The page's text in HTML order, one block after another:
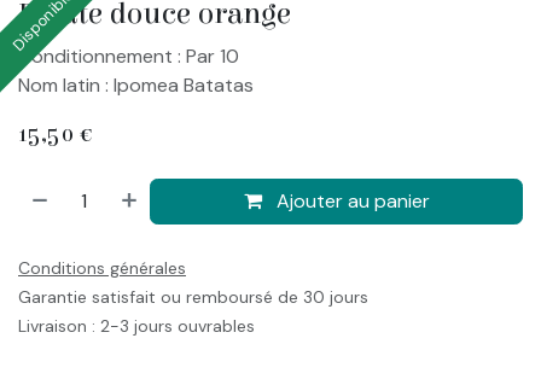
Patate douce orange
Disponible
Conditionnement : Par 10
Nom latin : Ipomea Batatas
15,50 €
Ajouter au panier
Conditions générales
Garantie satisfait ou remboursé de 30 jours
Livraison : 2-3 jours ouvrables